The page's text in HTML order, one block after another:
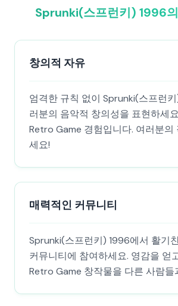
Sprunki(스프런키) 1996
창의적 자유
엄격한 규칙 없이 Sprunki(스프런
러분의 음악적 창의성을 표현하세
Retro Game 경험입니다. 여러분의
세요!
매력적인 커뮤니티
Sprunki(스프런키) 1996에서 활기
커뮤니티에 참여하세요. 영감을 얻
Retro Game 창작물을 다른 사람들